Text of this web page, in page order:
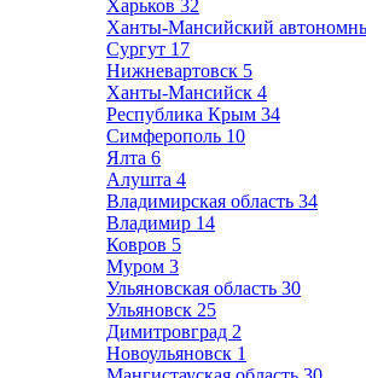
Харьков 32
Ханты-Мансийский
Сургут 17
Нижневартовск 5
Ханты-Мансийск 4
Республика Крым 34
Симферополь 10
Ялта 6
Алушта 4
Владимирская область 34
Владимир 14
Ковров 5
Муром 3
Ульяновская область 30
Ульяновск 25
Димитровград 2
Новоульяновск 1